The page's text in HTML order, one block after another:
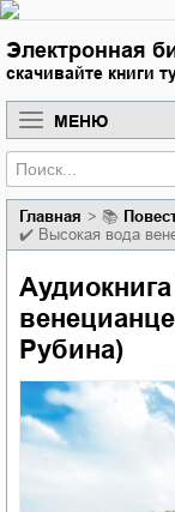
Электронная
скачивайте книги
МЕНЮ
Главная 📚
✔️ Высокая вода
Рубина)